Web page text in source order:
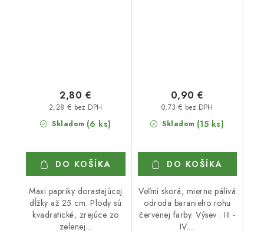
Skladom (6 ks)
2,28 € bez DPH
2,80 €
DO KOŠÍKA
Maxi papriky dorastajúcej
dĺžky až 25 cm. Plody sú
kvadratické, zrejúce zo
zelenej...
Skladom (15 ks)
0,73 € bez DPH
0,90 €
DO KOŠÍKA
Veľmi skorá, mierne pálivá
odroda baranieho rohu
červenej farby. Výsev : III -
IV....